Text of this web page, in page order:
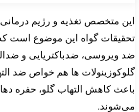
این متخصص تغذیه و رژیم
تحقیقات گواه این موضوع است
ضد ویروسی، ضدباکتریایی و
گلوکوزینولات ها هم خواص ضد
باعث کاهش التهاب گلو، حفره
می‌شوند.